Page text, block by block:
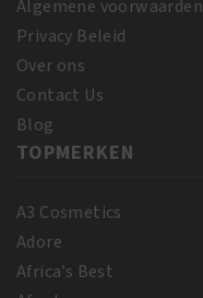
Algemene voorwaarden
Privacy Beleid
Over ons
Contact Us
Blog
TOPMERKEN
A3 Cosmetics
Adore
Africa’s Best